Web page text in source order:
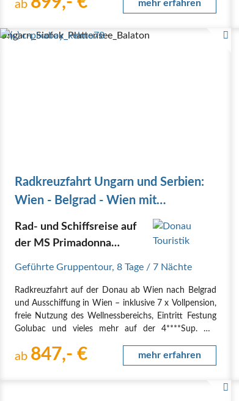
bekannten Alpe-Adria-Radweg auf einer alten
ab mehr erfahren
Ungarn_Siofok_Plattensee_Balaton
Radkreuzfahrt Ungarn und Serbien:
Wien - Belgrad - Wien mit
Rad- und Schiffsreise auf
der MS Primadonna
Geführte Gruppentour, 8 Tage / 7 Nächte
Radkreuzfahrt auf der Donau ab Wien nach Belgrad
und Ausschiffung in Wien – inklusive 7 x Vollpension,
freie Nutzung des Wellnessbereichs, Eintritt Festung
Golubac und vieles mehr auf der 4****Sup. MS
Auf dieser Radkreuzfahrt folgen Sie den schönsten
und autofreien Abschnitten des…
ab 847,- € mehr erfahren